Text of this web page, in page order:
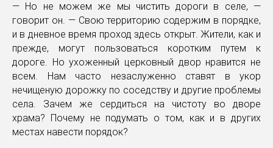
— Но не можем же мы чистить дороги в селе, —
говорит он. — Свою территорию содержим в порядке,
и в дневное время проход здесь открыт. Жители, как и
прежде, могут пользоваться коротким путем к
дороге. Но ухоженный церковный двор нравится не
всем. Нам часто незаслуженно ставят в укор
нечищеную дорожку по соседству и другие проблемы
села. Зачем же сердиться на чистоту во дворе
храма? Почему не подумать о том, как и в других
местах навести порядок?